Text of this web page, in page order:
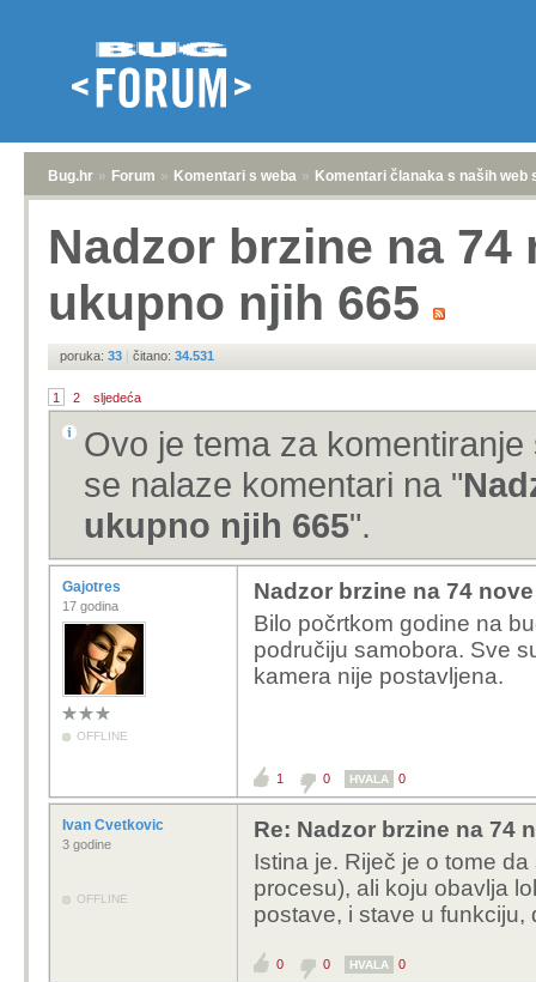
Bug.hr » Forum » Komentari s weba » Komentari članaka s naših web
Nadzor brzine na 74
ukupno njih 665
poruka: 33 | čitano: 34.531
1 2 sljedeća
Ovo je tema za
se nalaze komentari na "
ukupno njih 665".
Gajotres
17 godina
OFFLINE
Nadzor brzine na 74
Bilo počrtkom godine na
područiju samobora. Sve
kamera nije postavljena.
1 0 HVALA 0
Ivan Cvetkovic
3 godine
OFFLINE
Re: Nadzor brzine na 74
Istina je. Riječ je o tome
procesu), ali koju obavlja
postave, i stave u funkciju,
0 0 HVALA 0